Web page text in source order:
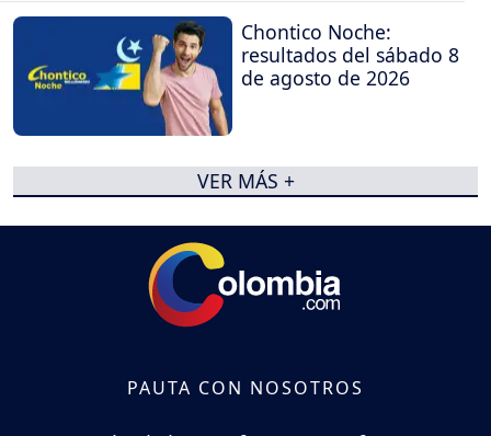
Chontico Noche:
resultados del sábado 8
de agosto de 2026
VER MÁS +
PAUTA CON NOSOTROS